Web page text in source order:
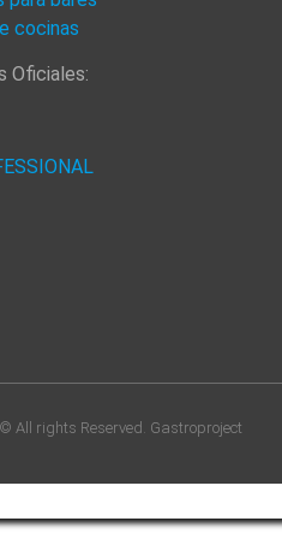
cocinas
Oficiales:
All rights Reserved. Gastroproject